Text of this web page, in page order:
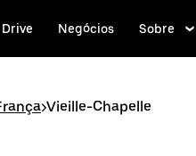
Drive Negócios Sobre
>Vieille-Chapelle